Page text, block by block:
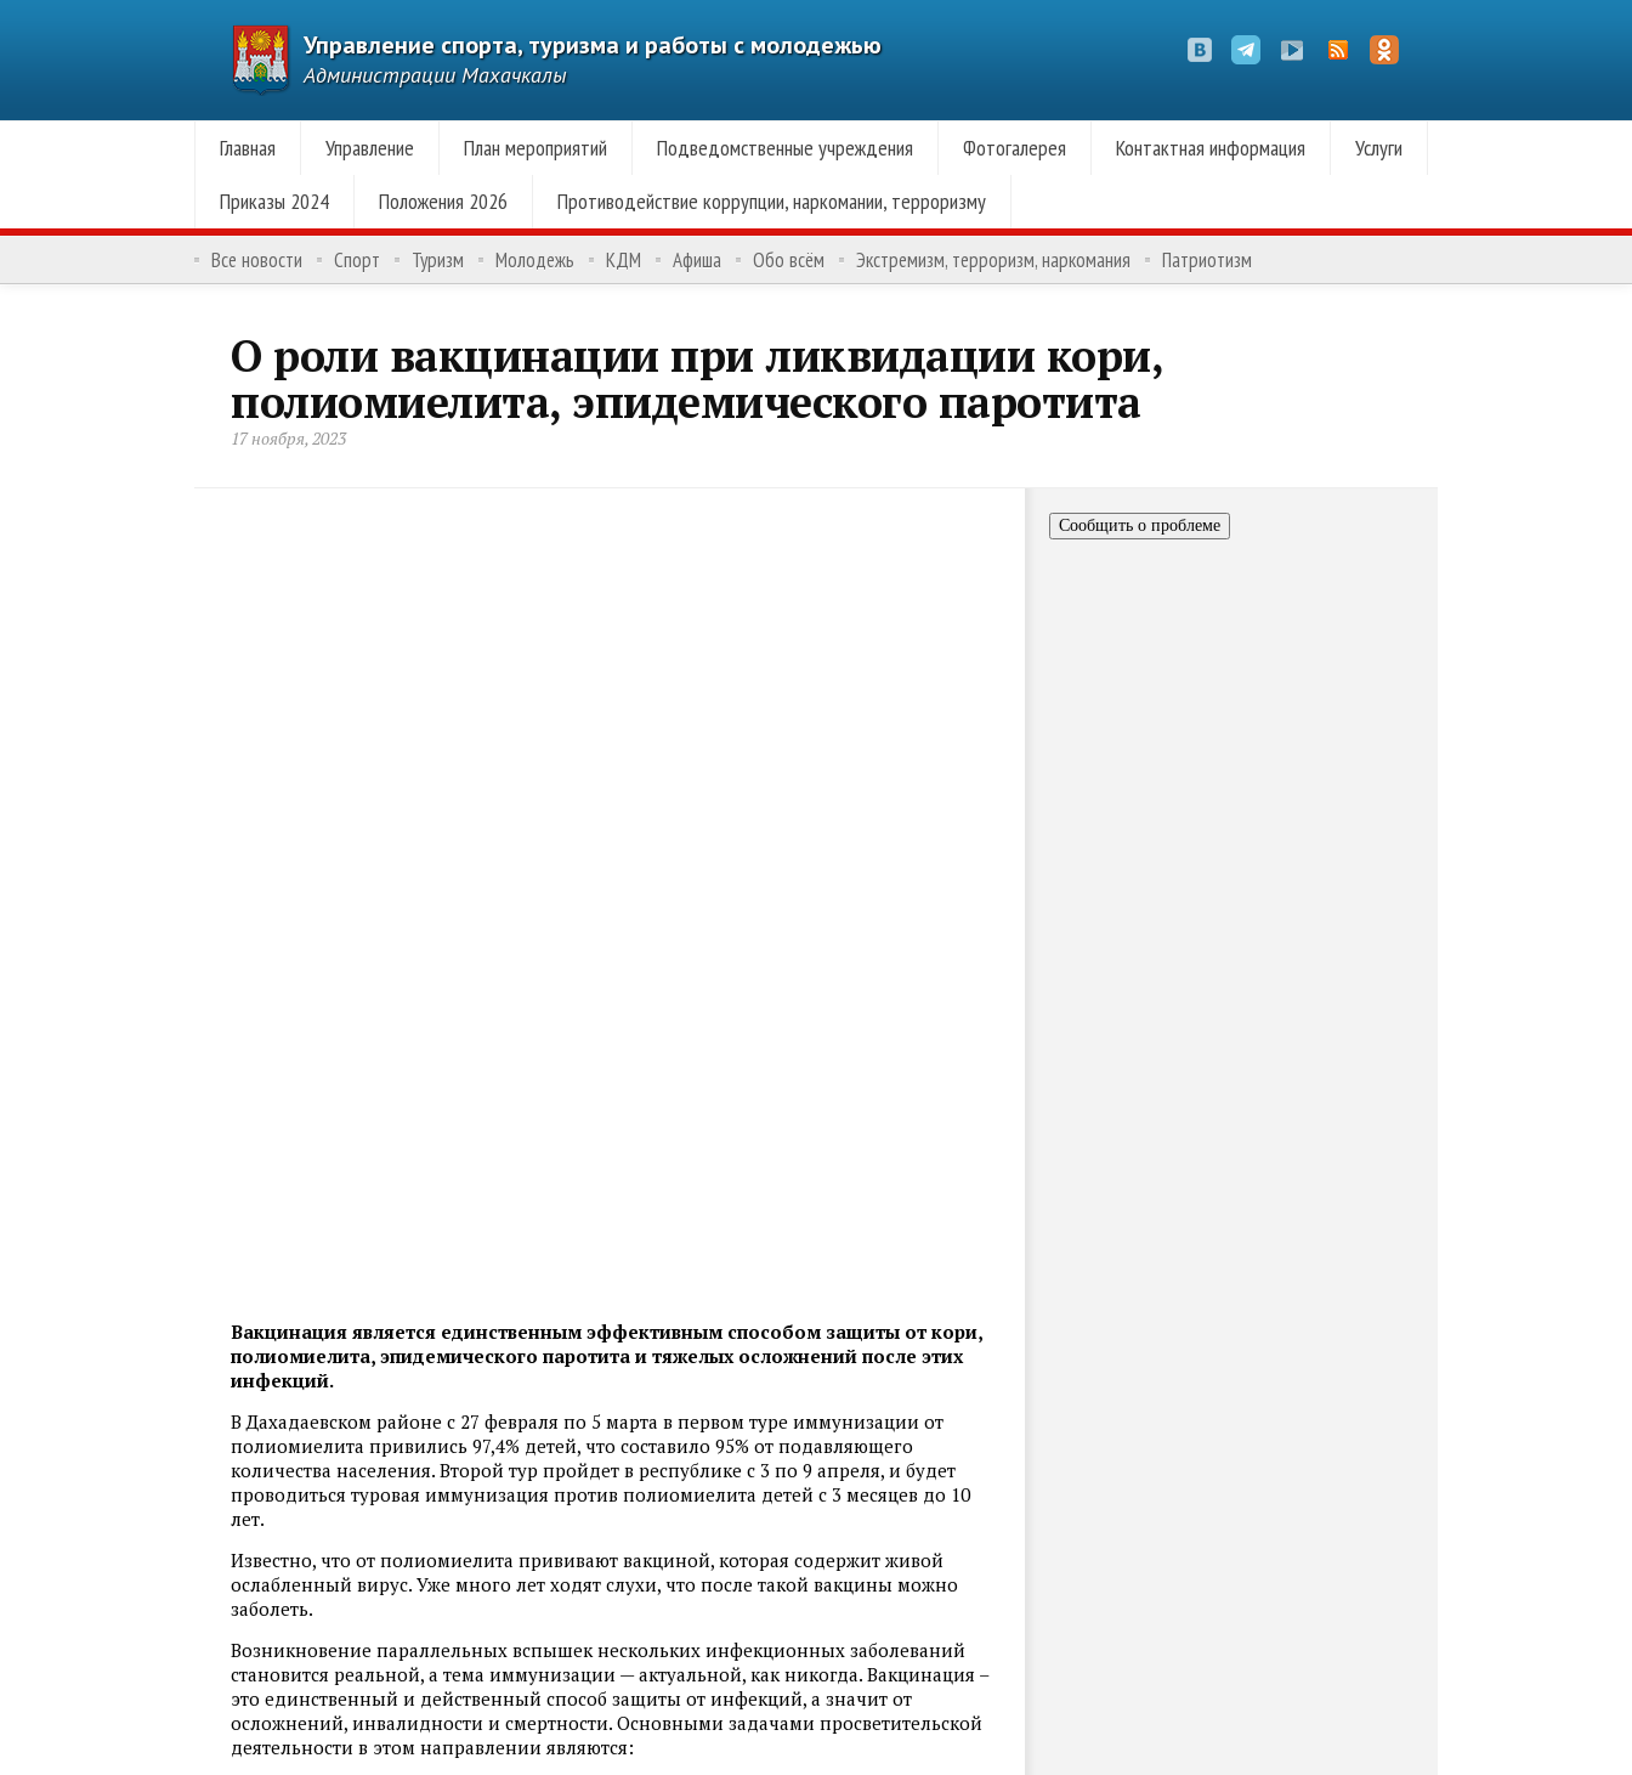
Управление спорта, туризма и работы с молодежью
Администрации Махачкалы
Главная Управление План мероприятий Подведомственные учреждения Фотогалерея Контактная информация
Услуги
Приказы 2024
Положения 2026 Противодействие коррупции, наркомании, терроризму
Все новости Спорт Туризм Молодежь КДМ Афиша Обо всём Экстремизм, терроризм, наркомания Патриотизм
О роли вакцинации при ликвидации кори,
полиомиелита, эпидемического паротита
17 ноября, 2023
Вакцинация является единственным эффективным способом защиты от кори,
полиомиелита, эпидемического паротита и тяжелых осложнений после этих
инфекций.
В Дахадаевском районе с 27 февраля по 5 марта в первом туре иммунизации от
полиомиелита привились 97,4% детей, что составило 95% от подавляющего
количества населения. Второй тур пройдет в республике с 3 по 9 апреля, и будет
проводиться туровая иммунизация против полиомиелита детей с 3 месяцев до 10
лет.
Известно, что от полиомиелита прививают вакциной, которая содержит живой
ослабленный вирус. Уже много лет ходят слухи, что после такой вакцины можно
заболеть.
Возникновение параллельных вспышек нескольких инфекционных заболеваний
становится реальной, а тема иммунизации — актуальной, как никогда. Вакцинация –
это единственный и действенный способ защиты от инфекций, а значит от
осложнений, инвалидности и смертности. Основными задачами просветительской
деятельности в этом направлении являются:
Сообщить о проблеме